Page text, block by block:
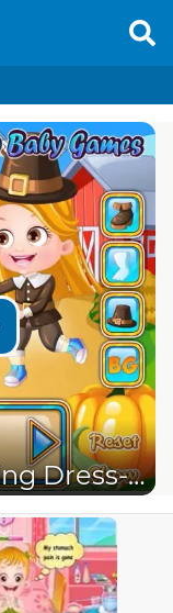
Baby Hazel Thanksgiving Dress-Up